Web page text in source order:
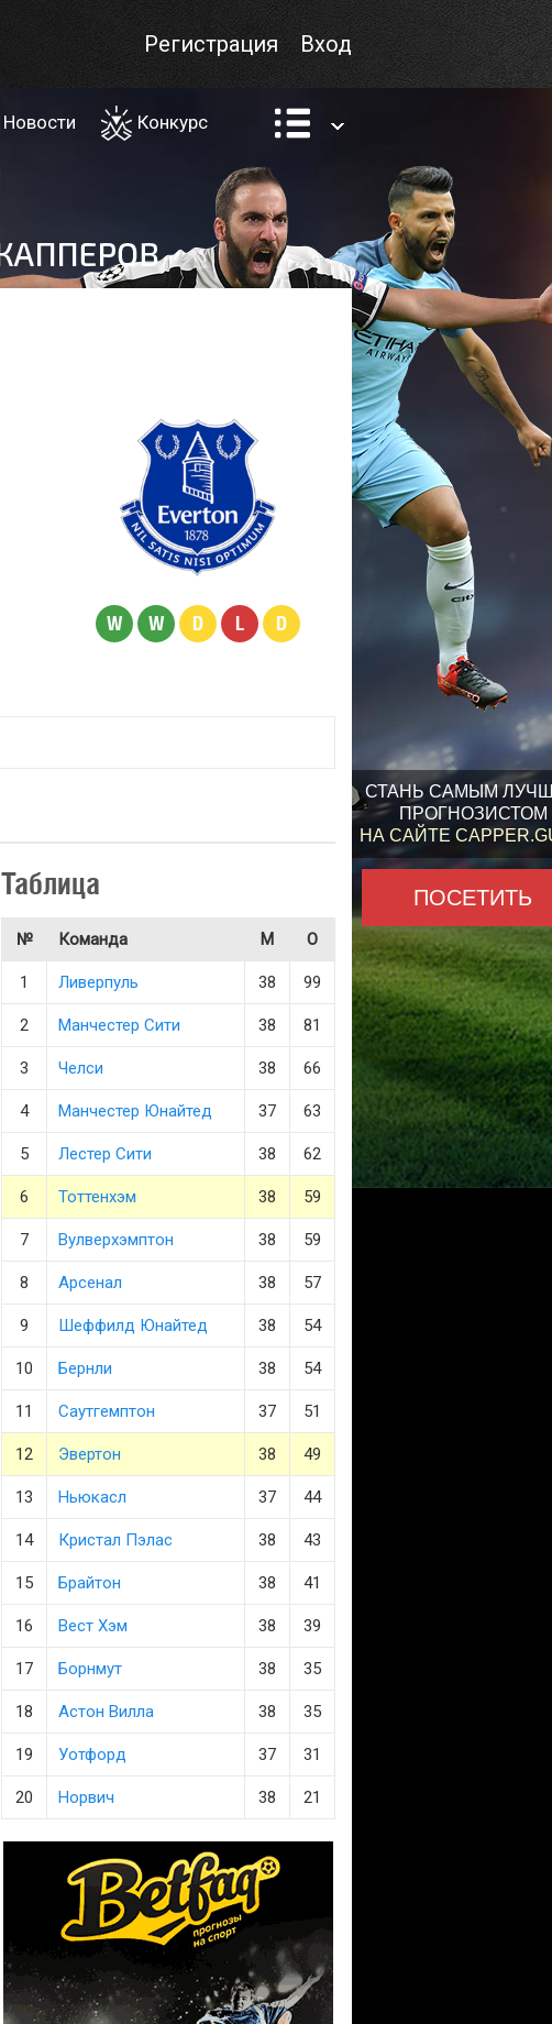
СТАНЬ САМЫМ
ПРОГНОЗИСТОМ
НА САЙТЕ
ПОСЕТИТЬ
Вход
Регистрация
Новости Конкурс
W W D L D
Таблица
№ Команда М О
1 Ливерпуль 38 99
2 Манчестер Сити 38 81
3 Челси 38 66
4 Манчестер Юнайтед 37 63
5 Лестер Сити 38 62
6 Тоттенхэм 38 59
7 Вулверхэмптон 38 59
8 Арсенал 38 57
9 Шеффилд Юнайтед 38 54
10 Бернли 38 54
11 Саутгемптон 37 51
12 Эвертон 38 49
13 Ньюкасл 37 44
14 Кристал Пэлас 38 43
15 Брайтон 38 41
16 Вест Хэм 38 39
17 Борнмут 38 35
18 Астон Вилла 38 35
19 Уотфорд 37 31
20 Норвич 38 21